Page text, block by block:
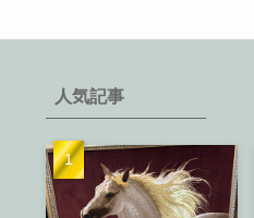
人気記事